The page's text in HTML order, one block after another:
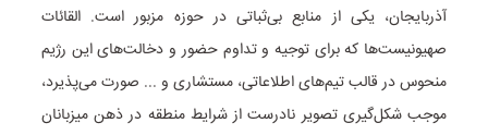
آذربایجان، یکی از منابع بی‌ثباتی در حوزه مزبور است. القائات
صهیونیست‌ها که برای توجیه و تداوم حضور و دخالت‌های این رژیم
منحوس در قالب تیم‌های اطلاعاتی، مستشاری و ... صورت می‌پذیرد،
موجب شکل‌گیری تصویر نادرست از شرایط منطقه در ذهن میزبانان